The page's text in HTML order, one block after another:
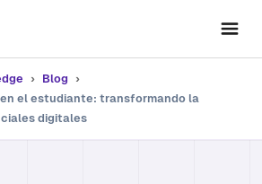
› Blog
›
el estudiante: transformando la
digitales